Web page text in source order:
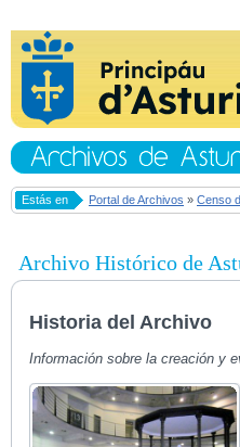
Estás en Portal de Archivos » Censo
Archivo Histórico de
Historia del Archivo
Información sobre la creación y